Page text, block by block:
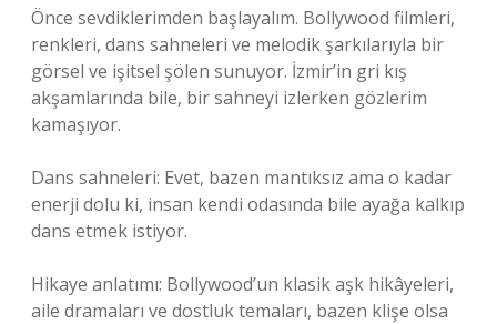
Önce sevdiklerimden başlayalım. Bollywood filmleri,
renkleri, dans sahneleri ve melodik şarkılarıyla bir
görsel ve işitsel şölen sunuyor. İzmir’in gri kış
akşamlarında bile, bir sahneyi izlerken gözlerim
kamaşıyor.
Dans sahneleri: Evet, bazen mantıksız ama o kadar
enerji dolu ki, insan kendi odasında bile ayağa kalkıp
dans etmek istiyor.
Hikaye anlatımı: Bollywood’un klasik aşk hikâyeleri,
aile dramaları ve dostluk temaları, bazen klişe olsa